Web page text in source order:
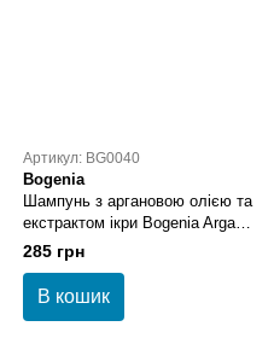
Артикул: BG0040
Bogenia
Шампунь з аргановою олією та
екстрактом ікри Bogenia Argan
Oil Hair Shampoo
285 грн
В кошик